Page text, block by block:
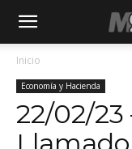
Inicio
Economía y Hacienda
22/02/23